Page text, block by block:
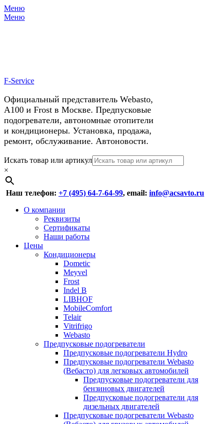
Меню
Меню
F-Service
Официальный представитель Webasto,
А100 и Frost в Москве. Предпусковые
подогреватели, автономные отопители
и кондиционеры. Установка, продажа,
ремонт, обслуживание. Автоновости.
Header
Right
Menu
Перейти
к
содержимому
Искать товар или артикул
×
Наш телефон: +7 (495) 64-7-64-99, email: info@acsavto.ru
Основное
Перейти
содержимому
О компании
Реквизиты
Сертификаты
Наши работы
Цены
Кондиционеры
Dometic
Meyvel
Frost
Indel B
LIBHOF
MobileComfort
Telair
Vitrifrigo
Webasto
Предпусковые подогреватели
Предпусковые подогреватели Hydro
Предпусковые подогреватели Webasto
(Вебасто) для легковых автомобилей
Предпусковые подогреватели для
бензиновых двигателей
Предпусковые подогреватели для
дизельных двигателей
Предпусковые подогреватели Webasto
У нас космические скидки на